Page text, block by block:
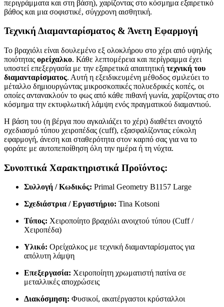
περιγράμματα και στη βάση), χαρίζοντας στο κόσμημα εξαιρετικό
βάθος και μια σοφιστικέ, σύγχρονη αισθητική.
Τεχνική Διαμανταρίσματος & Άνετη Εφαρμογή
Το βραχιόλι είναι δουλεμένο εξ ολοκλήρου στο χέρι από υψηλής
ποιότητας ορείχαλκο. Κάθε λεπτομέρεια και περίγραμμα έχει
υποστεί επεξεργασία με την εξαιρετικά απαιτητική τεχνική του
διαμανταρίσματος. Αυτή η εξειδικευμένη μέθοδος σμιλεύει το
μέταλλο δημιουργώντας μικροσκοπικές πολυεδρικές κοπές, οι
οποίες αντανακλούν το φως από κάθε πιθανή γωνία, χαρίζοντας στο
κόσμημα την εκτυφλωτική λάμψη ενός πραγματικού διαμαντιού.
Η βάση του (η βέργα που αγκαλιάζει το χέρι) διαθέτει ανοιχτό
σχεδιασμό τύπου χειροπέδας (cuff), εξασφαλίζοντας εύκολη
εφαρμογή, άνεση και σταθερότητα στον καρπό σας για να το
φοράτε με αυτοπεποίθηση όλη την ημέρα ή τη νύχτα.
Συνοπτικά Χαρακτηριστικά Προϊόντος:
Συλλογή / Κωδικός: Primal Geometry B1157 Large
Σχεδιάστρια / Εργαστήριο: Tina Kotsoni
Τύπος: Χειροποίητο βραχιόλι ανοιχτού τύπου (Cuff /
Χειροπέδα)
Υλικό: Ορείχαλκος με τεχνική διαμανταρίσματος για
απόλυτη λάμψη
Επεξεργασία: Χειροποίητη χρωματιστή πατίνα σε
μεταλλικές αποχρώσεις
Διακόσμηση: Φυσικοί, ακατέργαστοι κρύσταλλοι